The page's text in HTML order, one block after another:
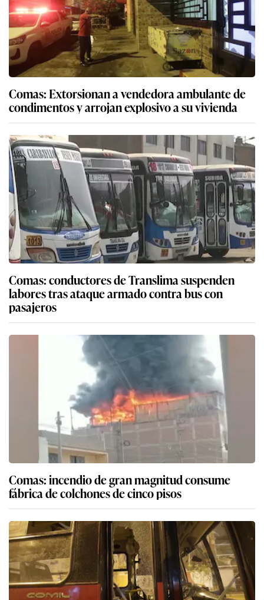
Comas: Extorsionan a vendedora ambulante de
condimentos y arrojan explosivo a su vivienda
Comas: conductores de Translima suspenden
labores tras ataque armado contra bus con
pasajeros
Comas: incendio de gran magnitud consume
fábrica de colchones de cinco pisos